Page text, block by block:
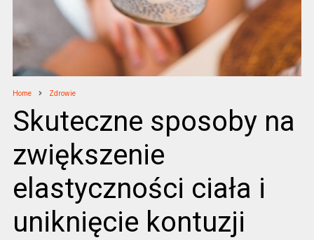
Home Zdrowie
Skuteczne sposoby na
zwiększenie
elastyczności ciała i
uniknięcie kontuzji